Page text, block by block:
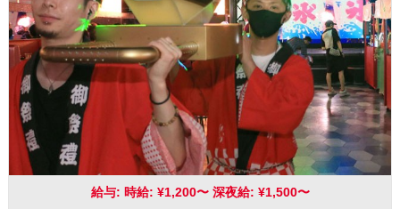
給与: 時給: ¥1,200〜 深夜給: ¥1,500〜